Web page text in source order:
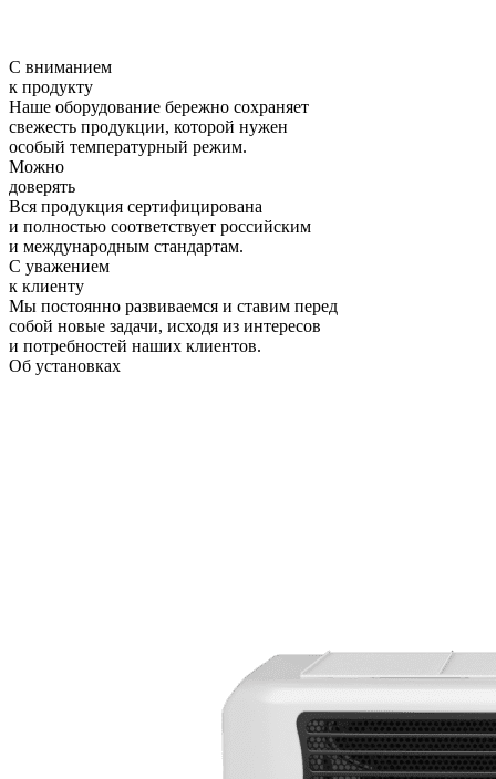
С вниманием
к продукту
Наше оборудование бережно сохраняет
свежесть продукции, которой нужен
особый температурный режим.
Можно
доверять
Вся продукция сертифицирована
и полностью соответствует российским
и международным стандартам.
С уважением
к клиенту
Мы постоянно развиваемся и ставим перед
собой новые задачи, исходя из интересов
и потребностей наших клиентов.
Об установках